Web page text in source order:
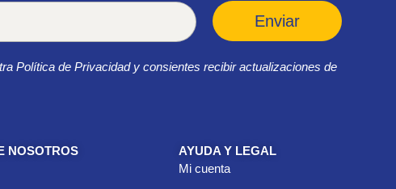
Enviar
Política de Privacidad y consientes recibir actualizaciones de
NOSOTROS
AYUDA Y LEGAL
Mi cuenta